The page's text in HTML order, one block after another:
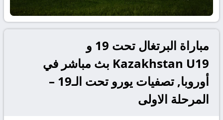
مباراة البرتغال تحت 19 و
Kazakhstan U19 بث مباشر في
أوروبا, تصفيات يورو تحت الـ19 –
المرحلة الاولى